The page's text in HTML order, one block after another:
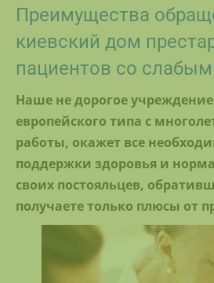
Преимущества
киевский дом
пациентов со
Наше не дорогое учреждение
европейского типа с
работы, окажет все
поддержки здоровья и
своих постояльцев,
получаете только плюсы от